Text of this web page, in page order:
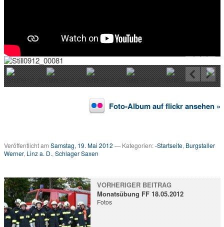
r
T
V
a
e
g
o
n
Foto-Album auf flickr ansehen »
Veröffentlicht am Samstag, 19. Mai 2012 — Kategorien:-Startseite, Burgstaller
Werner, Linz a. D.,Schlager Saxen
VORHERIGER BEITRAG
Monatsübung FF 18.05.2012
Fotos